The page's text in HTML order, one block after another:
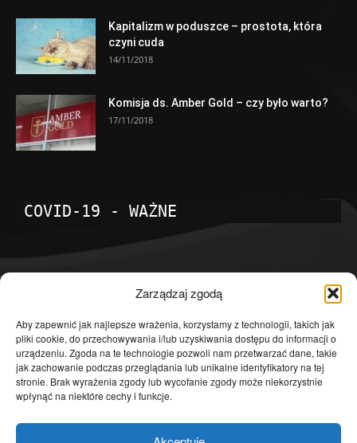
Zarządzaj zgodą
Aby zapewnić jak najlepsze wrażenia, korzystamy z technologii, takich jak
pliki cookie, do przechowywania i/lub uzyskiwania dostępu do informacji o
urządzeniu. Zgoda na te technologie pozwoli nam przetwarzać dane, takie
jak zachowanie podczas przeglądania lub unikalne identyfikatory na tej
stronie. Brak wyrażenia zgody lub wycofanie zgody może niekorzystnie
wpłynąć na niektóre cechy i funkcje.
Kapitalizm w poduszce – prostota, która
czyni cuda
14/11/2018
Komisja ds. Amber Gold – czy było warto?
17/11/2018
COVID-19 - WAŻNE
Temat dnia
4601
Publicystyka
4363
Polityka
3639
Polska
Społeczeństwo
2823